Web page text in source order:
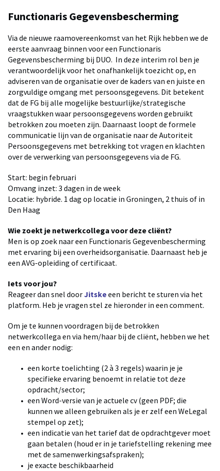
Functionaris Gegevensbescherming
Via de nieuwe raamovereenkomst van het Rijk hebben we de
eerste aanvraag binnen voor een Functionaris
Gegevensbescherming bij DUO. In deze interim rol ben je
verantwoordelijk voor het onafhankelijk toezicht op, en
adviseren van de organisatie over de kaders van en juiste en
zorgvuldige omgang met persoonsgegevens. Dit betekent
dat de FG bij alle mogelijke bestuurlijke/strategische
vraagstukken waar persoonsgegevens worden gebruikt
betrokken zou moeten zijn. Daarnaast loopt de formele
communicatie lijn van de organisatie naar de Autoriteit
Persoonsgegevens met betrekking tot vragen en klachten
over de verwerking van persoonsgegevens via de FG.
Start: begin februari
Omvang inzet: 3 dagen in de week
Locatie: hybride. 1 dag op locatie in Groningen, 2 thuis of in
Den Haag
Wie zoekt je netwerkcollega voor deze cliënt?
Men is op zoek naar een Functionaris Gegevenbescherming
met ervaring bij een overheidsorganisatie. Daarnaast heb je
een AVG-opleiding of certificaat.
Iets voor jou?
Reageer dan snel doorJitskeeen bericht te sturen via het
platform. Heb je vragen stel ze hieronder in een comment.
Om je te kunnen voordragen bij de betrokken
netwerkcollega en via hem/haar bij de cliënt, hebben we het
een en ander nodig:
een korte toelichting (2 à 3 regels) waarin je je
specifieke ervaring benoemt in relatie tot deze
opdracht/sector;
een Word-versie van je actuele cv (geen PDF; die
kunnen we alleen gebruiken als je er zelf een WeLegal
stempel op zet);
een indicatie van het tarief dat de opdrachtgever moet
gaan betalen (houd er in je tariefstelling rekening mee
met de samenwerkingsafspraken);
je exacte beschikbaarheid